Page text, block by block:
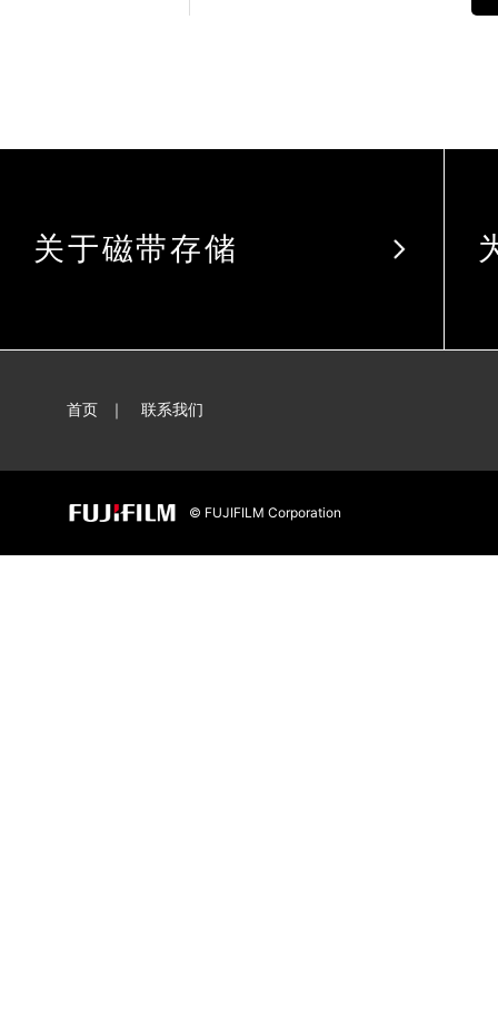
关于磁带存储
首页 联系我们
© FUJIFILM Corporation